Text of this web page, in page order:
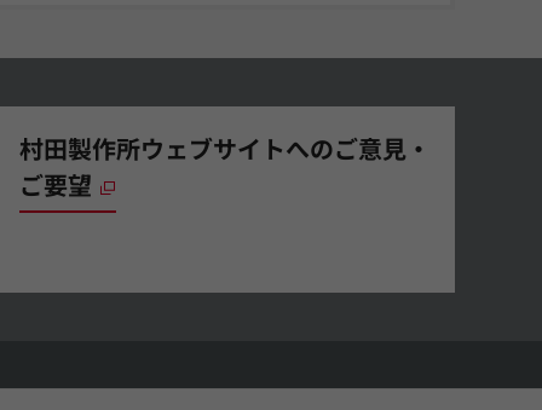
村田製作所ウェブサイトへのご意見・
ご要望